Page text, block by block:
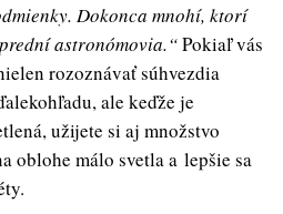
Dokonca mnohí, ktorí
astronómovia.“Pokiaľ vás
rozoznávať súhvezdia
ale keďže je
užijete si aj množstvo
oblohe málo svetla a lepšie sa